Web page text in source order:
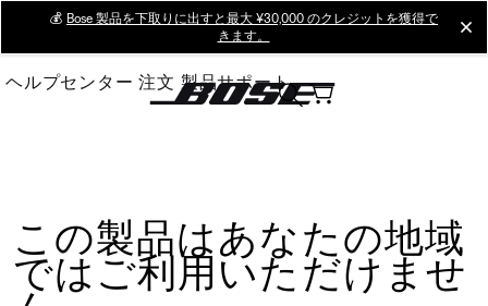
Main
💰 Bose 製品を下取りに出すと最大 ¥30,000 のクレジットを獲得で
きます。
ヘルプセンター 注文 製品サポート
この製品はあなたの地域
ではご利用いただけませ